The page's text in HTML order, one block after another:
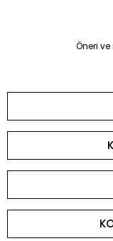
Öneri